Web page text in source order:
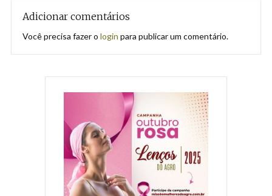
Adicionar comentários
Você precisa fazer o login para publicar um comentário.